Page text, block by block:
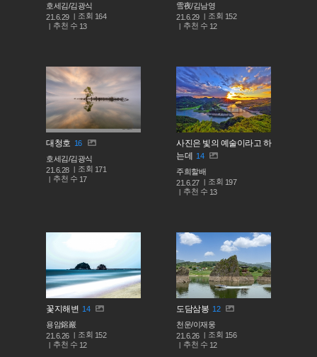
호세김/김광식
21.6.29
조회 164
추천 수 13
雪夜/김남영
21.6.29
조회 152
추천 수 12
대청호 16
호세김/김광식
21.6.28
조회 171
추천 수 17
사진은 빛의 예술이라고 하
는데
14
주희할배
21.6.27
조회 197
추천 수 13
꽃지해변 14
용암鎔巖
21.6.26
조회 152
추천 수 12
도담삼봉 12
천운/이재웅
21.6.26
조회 156
추천 수 12